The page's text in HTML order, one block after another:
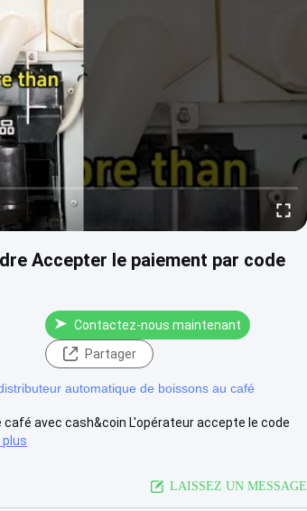
Accepter le paiement par code
Contactez-nous maintenant
Partager
automatique de boissons au café
avec cash&coin L'opérateur accepte le code
plus
LAISSEZ UN MESSAGE